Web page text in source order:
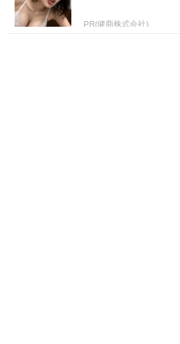
PR(健商株式会社)